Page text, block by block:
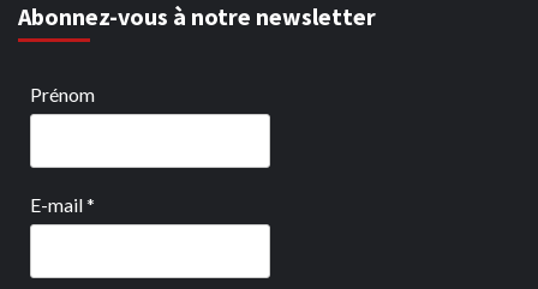
Abonnez-vous à notre newsletter
Prénom
E-mail*